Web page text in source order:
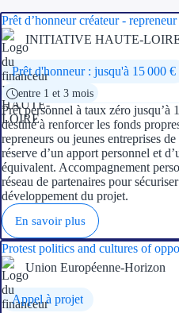
Prêt d’honneur créateur - repreneur
INITIATIVE HAUTE-
Prêt d'honneur : jusqu'à 15 000 €
entre 1 et 3 mois
Prêt personnel à taux zéro jusqu’à
destiné à renforcer les fonds
repreneurs ou jeunes entreprises
réserve d’un apport personnel et
équivalent. Accompagnement
réseau de partenaires pour
développement du projet.
En savoir plus
Protest politics and cultures of
Union Européenne-Horizon
Appel à projet